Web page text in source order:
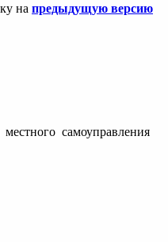
на предыдущую версию
самоуправления